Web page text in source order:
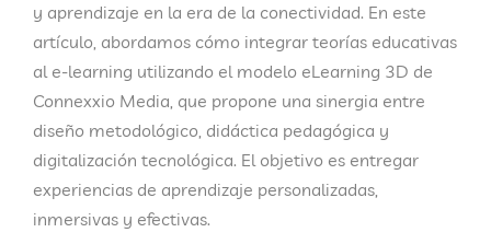
y aprendizaje en la era de la conectividad. En este
artículo, abordamos cómo integrar teorías educativas
al e-learning utilizando el modelo eLearning 3D de
Connexxio Media, que propone una sinergia entre
diseño metodológico, didáctica pedagógica y
digitalización tecnológica. El objetivo es entregar
experiencias de aprendizaje personalizadas,
inmersivas y efectivas.